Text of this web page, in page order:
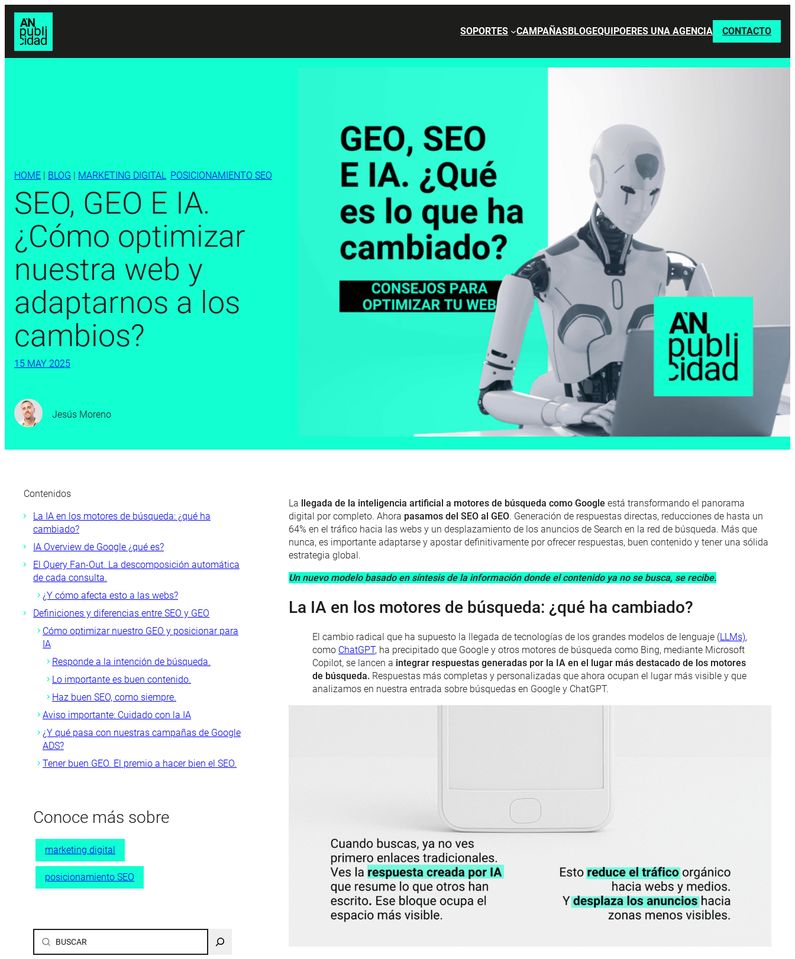
SOPORTES CAMPAÑASBLOGEQUIPOERES UNA AGENCIA CONTACTO
HOME | BLOG | MARKETING DIGITAL POSICIONAMIENTO SEO
SEO, GEO E IA.
¿Cómo optimizar
nuestra web y
adaptarnos a los
cambios?
15 MAY 2025
Jesús Moreno
Contenidos
La IA en los motores de búsqueda: ¿qué ha
cambiado?
IA Overview de Google ¿qué es?
El Query Fan-Out. La descomposición automática
de cada consulta.
¿Y cómo afecta esto a las webs?
Definiciones y diferencias entre SEO y GEO
Cómo optimizar nuestro GEO y posicionar para
IA
Responde a la intención de búsqueda.
Lo importante es buen contenido.
Haz buen SEO, como siempre.
Aviso importante: Cuidado con la IA
¿Y qué pasa con nuestras campañas de Google
ADS?
Tener buen GEO. El premio a hacer bien el SEO.
La llegada de la inteligencia artificial a motores de búsqueda como Google está transformando el panorama
digital por completo. Ahora pasamos del SEO al GEO. Generación de respuestas directas, reducciones de hasta un
64% en el tráfico hacia las webs y un desplazamiento de los anuncios de Search en la red de búsqueda. Más que
nunca, es importante adaptarse y apostar definitivamente por ofrecer respuestas, buen contenido y tener una sólida
estrategia global.
Un nuevo modelo basado en síntesis de la información donde el contenido ya no se busca, se recibe.
La IA en los motores de búsqueda: ¿qué ha cambiado?
El cambio radical que ha supuesto la llegada de tecnologías de los grandes modelos de lenguaje (LLMs),
como ChatGPT, ha precipitado que Google y otros motores de búsqueda como Bing, mediante Microsoft
Copilot, se lancen a integrar respuestas generadas por la IA en el lugar más destacado de los motores
de búsqueda. Respuestas más completas y personalizadas que ahora ocupan el lugar más visible y que
analizamos en nuestra entrada sobre búsquedas en Google y ChatGPT.
Conoce más sobre
marketing digital
posicionamiento SEO